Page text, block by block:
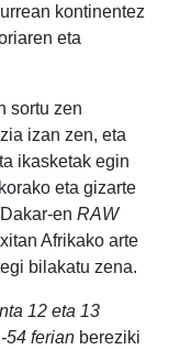
kontinentez
eta
sortu zen
izan zen, eta
ikasketak egin
eta gizarte
en RAW
Afrikako arte
bilakatu zena.
12 eta 13
54 ferian bereziki